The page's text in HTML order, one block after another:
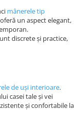
mânerele tip
un aspect elegant,
discrete și practice,
de uși interioare.
casei tale și vei
și confortabile la